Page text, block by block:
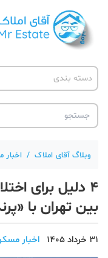
دسته بندی
آقای مشاور املاک
آکادمی آقای املاک
آموزش املاک
آموزش پلتفرم آقای املاک
تحلیل مسکن
وبلاگ آقای املاک /
۴ دلیل برای
بین تهران با
31 خرداد 1405 اخبار